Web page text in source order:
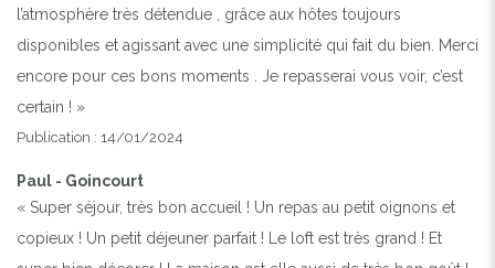
l’atmosphère très détendue , grâce aux hôtes toujours
disponibles et agissant avec une simplicité qui fait du bien. Merci
encore pour ces bons moments . Je repasserai vous voir, c’est
certain ! »
Publication : 14/01/2024
Paul - Goincourt
« Super séjour, très bon accueil ! Un repas au petit oignons et
copieux ! Un petit déjeuner parfait ! Le loft est très grand ! Et